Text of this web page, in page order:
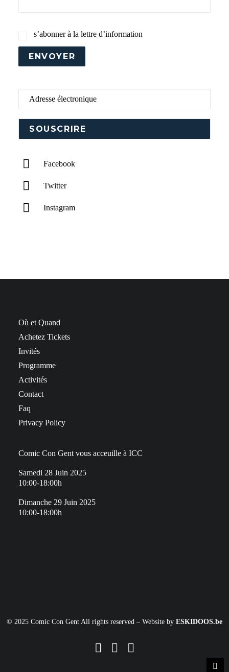
s’abonner à la lettre d’information
ENVOYER
Adresse électronique
Facebook
Twitter
Instagram
Où et Quand
Achetez Tickets
Invités
Programme
Activités
Contact
Faq
Privacy Policy
Comic Con Gent vous acceuille à ICC
Samedi 28 Juin 2025
10:00-18:00h
Dimanche 29 Juin 2025
10:00-18:00h
© 2025 Comic Con Gent All rights reserved – Website by ESKIDOOS.be